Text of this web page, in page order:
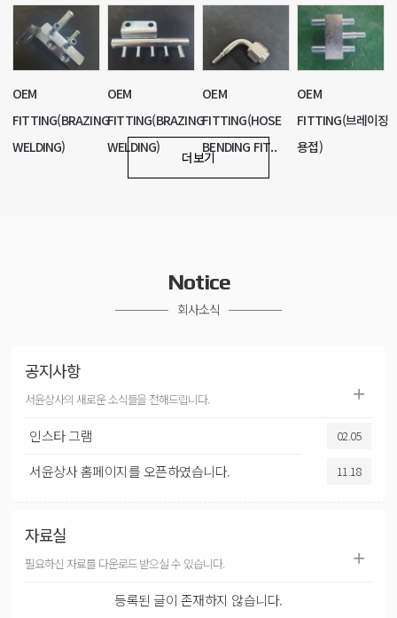
Assemble
Machi..
COUPLING F..
PCS
FITTING(ONE
BODY)
OEM
FITTING(BRAZING
WELDING)
OEM
FITTING(BRAZING
WELDING)
OEM
FITTING(HOSE
BENDING FIT..
OEM
FITTING(브레이징
용접)
더보기
Notice
회사소식
공지사항
서윤상사의 새로운 소식들을 전해드립니다.
인스타 그램 02.05
서윤상사 홈페이지를 오픈하였습니다. 11.18
자료실
필요하신 자료를 다운로드 받으실 수 있습니다.
등록된 글이 존재하지 않습니다.